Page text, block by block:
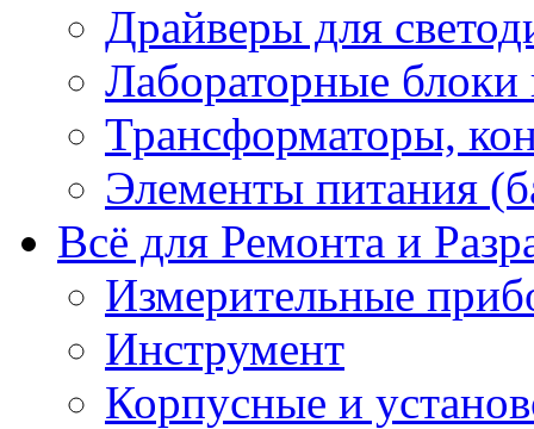
Драйверы для
Лабораторные блоки
Трансформаторы,
Элементы питания
Всё для Ремонта и
Измерительные
Инструмент
Корпусные и